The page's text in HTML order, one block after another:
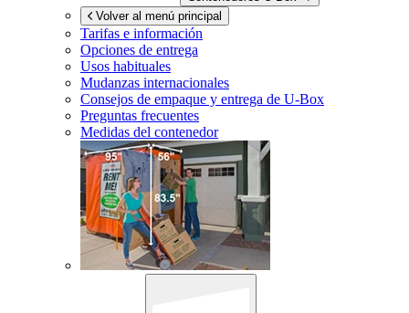
Volver al menú principal
Tarifas e información
Opciones de entrega
Usos habituales
Mudanzas internacionales
Consejos de empaque y entrega de U-Box
Preguntas frecuentes
Medidas del contenedor